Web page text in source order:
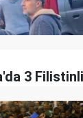
3